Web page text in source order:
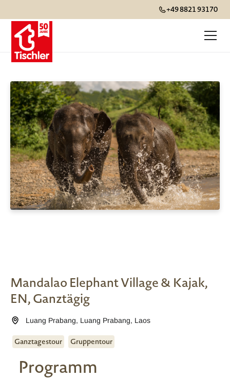
+49 8821 93170
Mandalao Elephant Village & Kajak,
EN, Ganztägig
Luang Prabang, Luang Prabang, Laos
Ganztagestour Gruppentour
Programm